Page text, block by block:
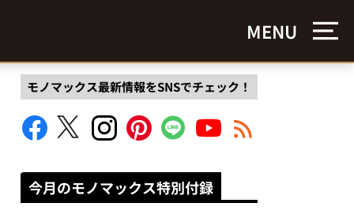
MENU
モノマックス最新情報をSNSでチェック！
今月のモノマックス特別付録